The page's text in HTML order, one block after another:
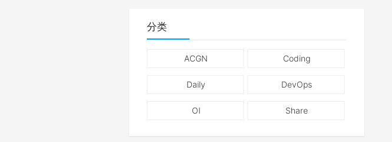
分类
ACGN Coding
Daily DevOps
OI Share